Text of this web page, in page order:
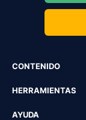
CONTENIDO
HERRAMIENTAS
AYUDA